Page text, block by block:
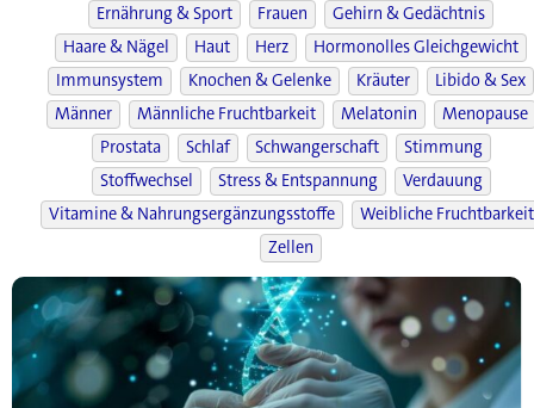
Ernährung & Sport
Frauen
Gehirn & Gedächtnis
Haare & Nägel
Haut Herz
Hormonolles Gleichgewicht
Immunsystem
Knochen & Gelenke Kräuter
Libido & Sex
Männer
Männliche Fruchtbarkeit Melatonin
Menopause
Prostata
Schlaf Schwangerschaft
Stimmung
Stoffwechsel
Stress & Entspannung
Verdauung
Vitamine & Nahrungsergänzungsstoffe
Weibliche Fruchtbarkeit
Zellen